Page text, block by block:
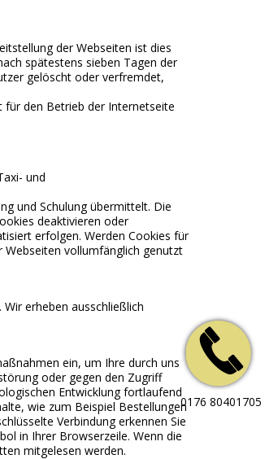
der Webseiten ist dies
spätestens sieben Tagen der
gelöscht oder verfremdet,
für den Betrieb der Internetseite
und
und Schulung übermittelt. Die
deaktivieren oder
erfolgen. Werden Cookies für
Webseiten vollumfänglich genutzt
erheben ausschließlich
ein, um Ihre durch uns
oder gegen den Zugriff
Entwicklung fortlaufend
wie zum Beispiel Bestellungen
Verbindung erkennen Sie
in Ihrer Browserzeile. Wenn die
mitgelesen werden.
0176 80401705